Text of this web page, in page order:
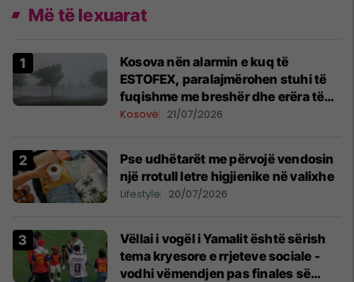
Më të lexuarat
Kosova nën alarmin e kuq të
ESTOFEX, paralajmërohen stuhi të
fuqishme me breshër dhe erëra të
forta
Kosovë 21/07/2026
Pse udhëtarët me përvojë vendosin
një rrotull letre higjienike në valixhe
Lifestyle 20/07/2026
Vëllai i vogël i Yamalit është sërish
tema kryesore e rrjeteve sociale -
vodhi vëmendjen pas finales së